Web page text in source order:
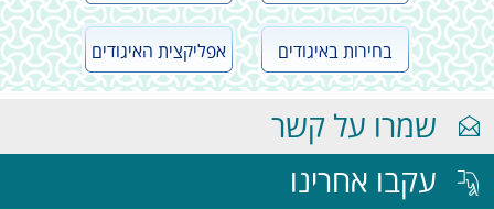
בחירות באיגודים
אפליקצית האיגודים
שמרו על קשר
עקבו אחרינו